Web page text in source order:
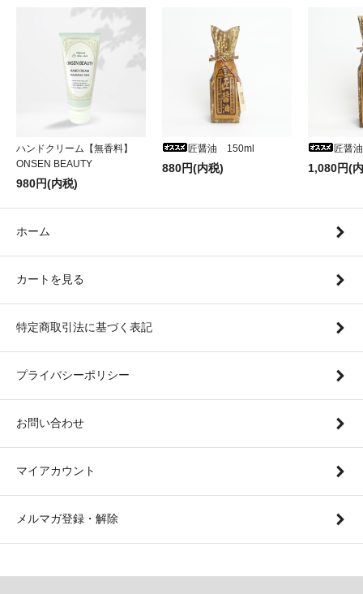
ハンドクリーム【無香料】
ONSEN BEAUTY
980円(内税)
匠醤油 150ml
880円(内税)
匠醤
1,080円(
ホーム
カートを見る
特定商取引法に基づく表記
プライバシーポリシー
お問い合わせ
マイアカウント
メルマガ登録・解除